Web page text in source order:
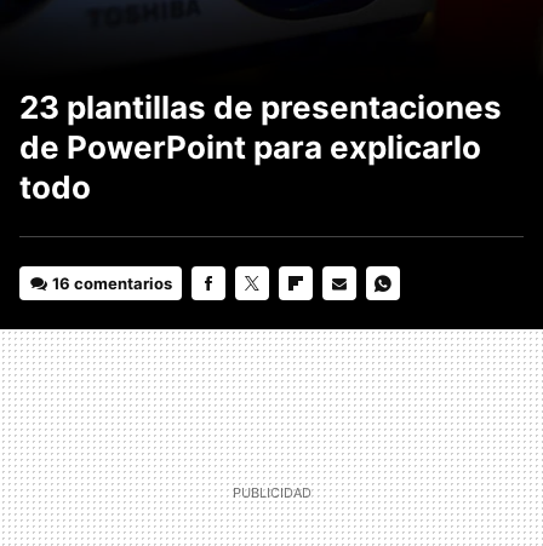
23 plantillas de presentaciones
de PowerPoint para explicarlo
todo
16 comentarios
MAIL